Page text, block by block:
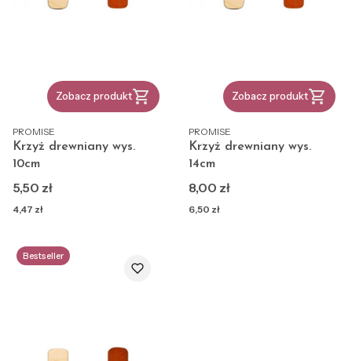
Zobacz produkt
PRODUCENT
PROMISE
Krzyż drewniany wys.
10cm
Cena
5,50 zł
Cena
4,47 zł
Zobacz produkt
PRODUCENT
PROMISE
Krzyż drewniany wys.
14cm
Cena
8,00 zł
Cena
6,50 zł
Bestseller